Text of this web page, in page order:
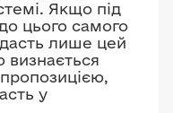
Якщо під
цього самого
лише цей
визнається
у